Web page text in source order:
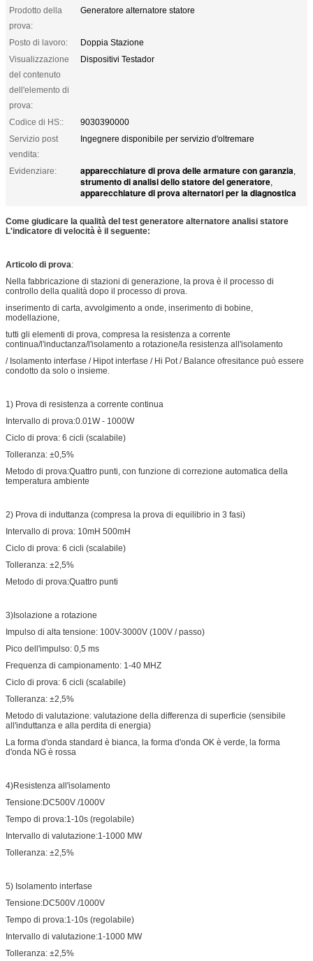
Prodotto della
prova:
Generatore alternatore statore
Posto di lavoro:
Doppia Stazione
Visualizzazione
del contenuto
dell'elemento di
prova:
Dispositivi Testador
Codice di HS::
9030390000
Servizio post
vendita:
Ingegnere disponibile per servizio d'oltremare
Evidenziare: apparecchiature di prova delle armature con garanzia,
strumento di analisi dello statore del generatore,
apparecchiature di prova alternatori per la diagnostica
Come giudicare la qualità del test generatore alternatore analisi statore
L'indicatore di velocità è il seguente:
Articolo di prova:
Nella fabbricazione di stazioni di generazione, la prova è il processo di
controllo della qualità dopo il processo di prova.
inserimento di carta, avvolgimento a onde, inserimento di bobine,
modellazione,
tutti gli elementi di prova, compresa la resistenza a corrente
continua/l'inductanza/l'isolamento a rotazione/la resistenza all'isolamento
/ Isolamento interfase / Hipot interfase / Hi Pot / Balance ofresitance può essere
condotto da solo o insieme.
1) Prova di resistenza a corrente continua
Intervallo di prova:0.01W - 1000W
Ciclo di prova: 6 cicli (scalabile)
Tolleranza: ±0,5%
Metodo di prova:Quattro punti, con funzione di correzione automatica della
temperatura ambiente
2) Prova di induttanza (compresa la prova di equilibrio in 3 fasi)
Intervallo di prova: 10mH 500mH
Ciclo di prova: 6 cicli (scalabile)
Tolleranza: ±2,5%
Metodo di prova:Quattro punti
3)Isolazione a rotazione
Impulso di alta tensione: 100V-3000V (100V / passo)
Pico dell'impulso: 0,5 ms
Frequenza di campionamento: 1-40 MHZ
Ciclo di prova: 6 cicli (scalabile)
Tolleranza: ±2,5%
Metodo di valutazione: valutazione della differenza di superficie (sensibile
all'induttanza e alla perdita di energia)
La forma d'onda standard è bianca, la forma d'onda OK è verde, la forma
d'onda NG è rossa
4)Resistenza all'isolamento
Tensione:DC500V /1000V
Tempo di prova:1-10s (regolabile)
Intervallo di valutazione:1-1000 MW
Tolleranza: ±2,5%
5) Isolamento interfase
Tensione:DC500V /1000V
Tempo di prova:1-10s (regolabile)
Intervallo di valutazione:1-1000 MW
Tolleranza: ±2,5%